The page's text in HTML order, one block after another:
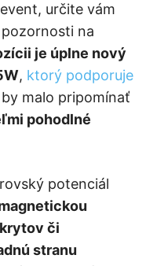
určite vám
na
je úplne nový
, ktorý podporuje
malo pripomínať
pohodlné
potenciál
či
stranu